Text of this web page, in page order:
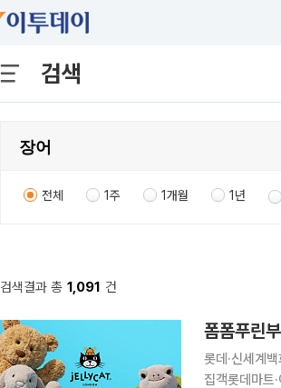
검색
전체 1주 1개월 1년
검색결과 총 1,091 건
폼폼푸린
롯데·신세계
집객롯데마트·이마트,